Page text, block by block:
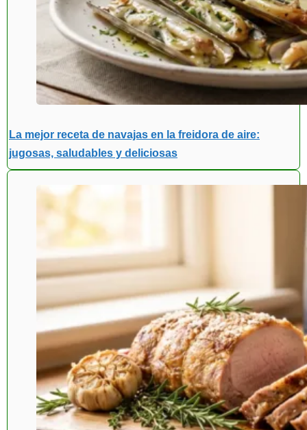
La mejor receta de navajas en la freidora de aire:
jugosas, saludables y deliciosas